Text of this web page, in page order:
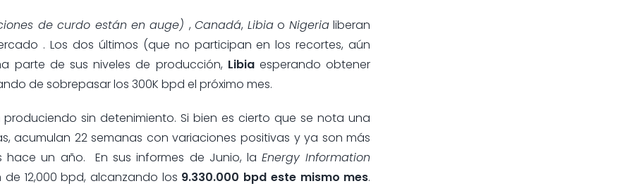
de curdo están en auge) ,Canadá, Libiao Nigerialiberan
. Los dos últimos (que no participan en los recortes, aún
parte de sus niveles de producción, Libiaesperando obtener
de sobrepasar los 300K bpd el próximo mes.
sin detenimiento. Si bien es cierto que se nota una
acumulan 22 semanas con variaciones positivas y ya son más
hace un año. En sus informes de Junio, laEnergy Information
12,000 bpd, alcanzando los 9.330.000 bpd este mismo mes.